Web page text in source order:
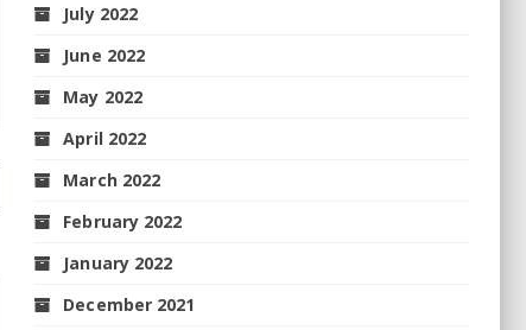
July 2022
June 2022
May 2022
April 2022
March 2022
February 2022
January 2022
December 2021